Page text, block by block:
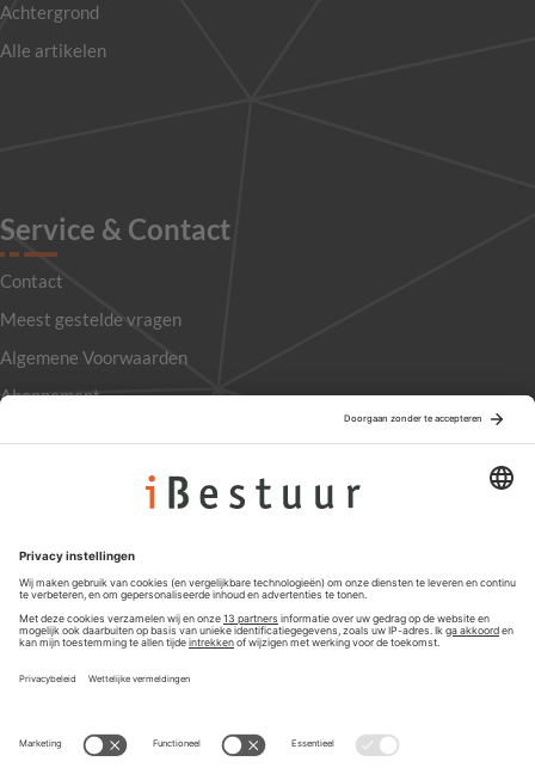
Achtergrond
Alle artikelen
Service & Contact
Contact
Meest gestelde vragen
Algemene Voorwaarden
Abonnement
Privacyinstellingen